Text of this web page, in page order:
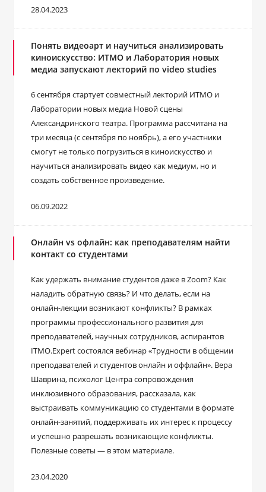
28.04.2023
Понять видеоарт и научиться анализировать
киноискусство: ИТМО и Лаборатория новых
медиа запускают лекторий по video studies
6 сентября стартует совместный лекторий ИТМО и
Лаборатории новых медиа Новой сцены
Александринского театра. Программа рассчитана на
три месяца (с сентября по ноябрь), а его участники
смогут не только погрузиться в киноискусство и
научиться анализировать видео как медиум, но и
создать собственное произведение.
06.09.2022
Онлайн vs офлайн: как преподавателям найти
контакт со студентами
Как удержать внимание студентов даже в Zoom? Как
наладить обратную связь? И что делать, если на
онлайн-лекции возникают конфликты? В рамках
программы профессионального развития для
преподавателей, научных сотрудников, аспирантов
ITMO.Expert состоялся вебинар «Трудности в общении
преподавателей и студентов онлайн и оффлайн». Вера
Шаврина, психолог Центра сопровождения
инклюзивного образования, рассказала, как
выстраивать коммуникацию со студентами в формате
онлайн-занятий, поддерживать их интерес к процессу
и успешно разрешать возникающие конфликты.
Полезные советы — в этом материале.
23.04.2020